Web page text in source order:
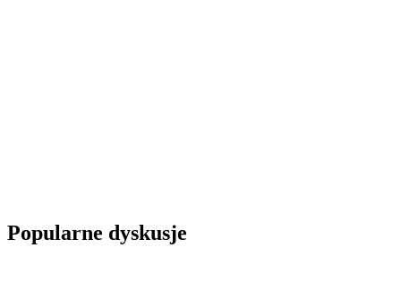
Popularne dyskusje